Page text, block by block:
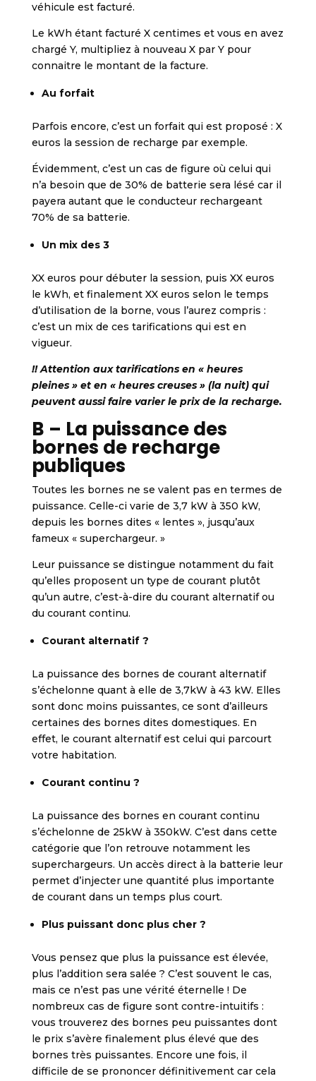
véhicule est facturé.
Le kWh étant facturé X centimes et vous en avez
chargé Y, multipliez à nouveau X par Y pour
connaitre le montant de la facture.
Au forfait
Parfois encore, c’est un forfait qui est proposé : X
euros la session de recharge par exemple.
Évidemment, c’est un cas de figure où celui qui
n’a besoin que de 30% de batterie sera lésé car il
payera autant que le conducteur rechargeant
70% de sa batterie.
Un mix des 3
XX euros pour débuter la session, puis XX euros
le kWh, et finalement XX euros selon le temps
d’utilisation de la borne, vous l’aurez compris :
c’est un mix de ces tarifications qui est en
vigueur.
!! Attention aux tarifications en « heures
pleines » et en « heures creuses » (la nuit) qui
peuvent aussi faire varier le prix de la recharge.
B – La puissance des
bornes de recharge
publiques
Toutes les bornes ne se valent pas en termes de
puissance. Celle-ci varie de 3,7 kW à 350 kW,
depuis les bornes dites « lentes », jusqu’aux
fameux « superchargeur. »
Leur puissance se distingue notamment du fait
qu’elles proposent un type de courant plutôt
qu’un autre, c’est-à-dire du courant alternatif ou
du courant continu.
Courant alternatif ?
La puissance des bornes de courant alternatif
s’échelonne quant à elle de 3,7kW à 43 kW. Elles
sont donc moins puissantes, ce sont d’ailleurs
certaines des bornes dites domestiques. En
effet, le courant alternatif est celui qui parcourt
votre habitation.
Courant continu ?
La puissance des bornes en courant continu
s’échelonne de 25kW à 350kW. C’est dans cette
catégorie que l’on retrouve notamment les
superchargeurs. Un accès direct à la batterie leur
permet d’injecter une quantité plus importante
de courant dans un temps plus court.
Plus puissant donc plus cher ?
Vous pensez que plus la puissance est élevée,
plus l’addition sera salée ? C’est souvent le cas,
mais ce n’est pas une vérité éternelle ! De
nombreux cas de figure sont contre-intuitifs :
vous trouverez des bornes peu puissantes dont
le prix s’avère finalement plus élevé que des
bornes très puissantes. Encore une fois, il
difficile de se prononcer définitivement car cela